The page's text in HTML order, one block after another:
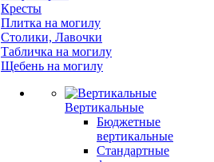
Кресты
Плитка на могилу
Столики, Лавочки
Табличка на могилу
Щебень на могилу
Вертикальные
Бюджетные
вертикальные
Стандартные